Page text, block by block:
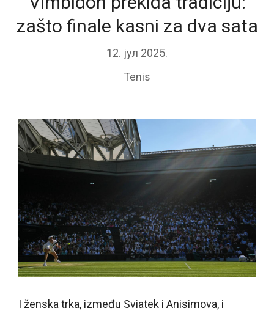
zašto finale kasni za dva sata
12. јул 2025.
Tenis
I ženska trka, između Sviatek i Anisimova, i